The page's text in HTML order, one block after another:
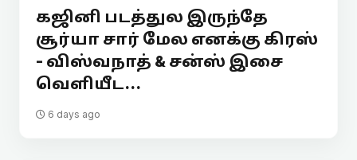
கஜினி படத்துல இருந்தே
சூர்யா சார் மேல எனக்கு கிரஸ்
- விஸ்வநாத் & சன்ஸ் இசை
வெளியீட...
6 days ago